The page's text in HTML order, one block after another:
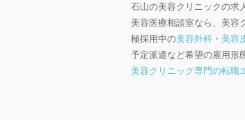
石山の美容クリニックの求
美容医療相談室なら、美容
極採用中の美容外科 ・ 美容
予定派遣など希望の雇用形
美容クリニック専門の転職